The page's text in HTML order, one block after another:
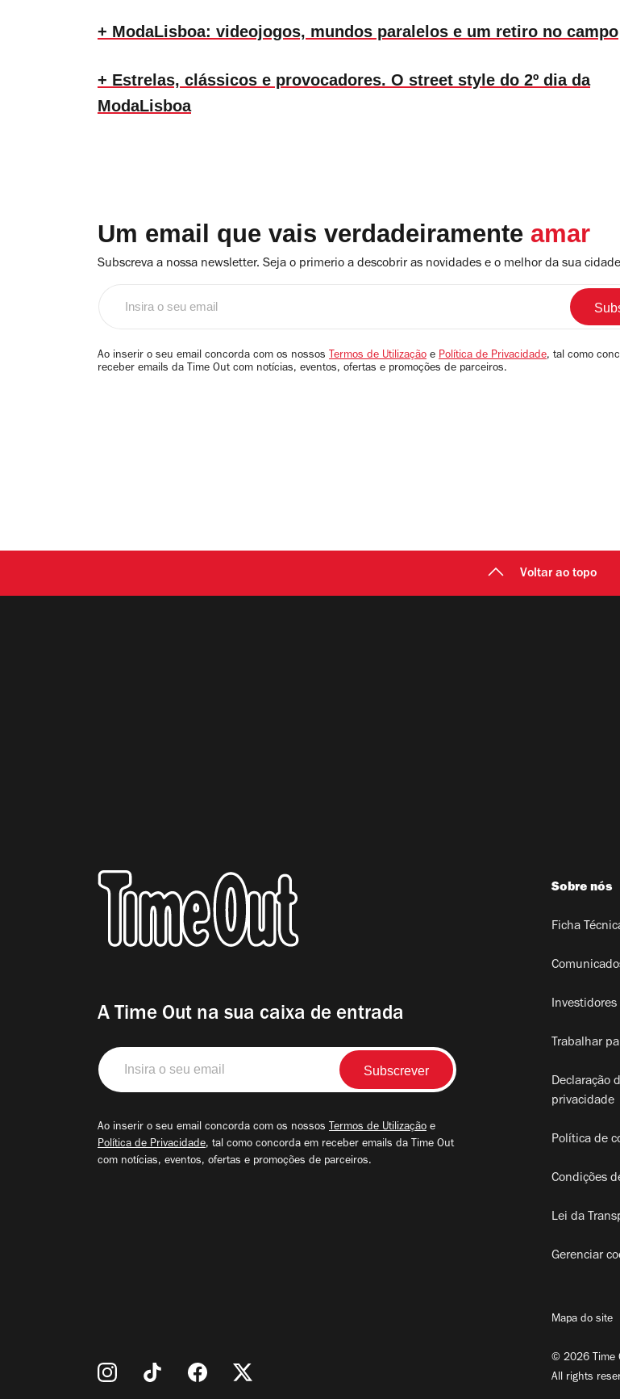
+ ModaLisboa: videojogos, mundos paralelos e um retiro no campo
+ Estrelas, clássicos e provocadores. O street style do 2º dia da
ModaLisboa
Um email que vais verdadeiramente amar
Subscreva a nossa newsletter. Seja o primerio a descobrir as novidades e o melhor da sua
email
Ao inserir o seu email concorda com os nossos Termos de Utilização e Política de Privacidade, tal como
receber emails da Time Out com notícias, eventos, ofertas e promoções de parceiros.
Voltar ao topo
A Time Out na sua caixa de entrada
Insira
o
seu
Ao inserir o seu email concorda com os nossos Termos de Utilização e
Política de Privacidade, tal como concorda em receber emails da Time Out
com notícias, eventos, ofertas e promoções de parceiros.
Sobre nós
Ficha
Investidores
Trabalhar
Declaração
privacidade
Política de
Condições
Lei da
Gerenciar
Mapa do site
© 2026 Time
All rights